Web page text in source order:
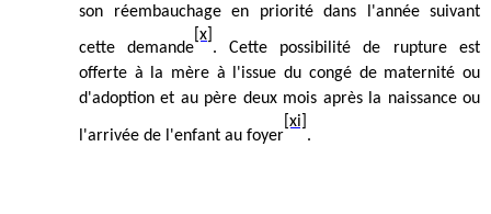
son réembauchage en priorité dans l'année suivant
cette demande
[x]
.
Cette possibilité de rupture est
offerte à la mère à l'issue du congé de maternité ou
d'adoption et au père deux mois après la naissance ou
l'arrivée de l'enfant au foyer
[xi]
.